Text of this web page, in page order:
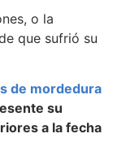
o la
que sufrió su
de mordedura
su
a la fecha